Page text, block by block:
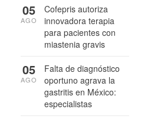
Cofepris autoriza
innovadora terapia
para pacientes con
miastenia gravis
05
AGO
Falta de diagnóstico
oportuno agrava la
gastritis en México:
especialistas
05
AGO